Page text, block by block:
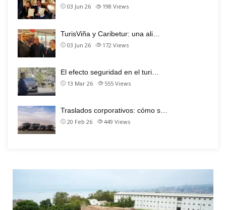
03 Jun 26 198 Views
TurisViña y Caribetur: una ali…
03 Jun 26 172 Views
El efecto seguridad en el turi…
13 Mar 26 555 Views
Traslados corporativos: cómo s…
20 Feb 26 449 Views